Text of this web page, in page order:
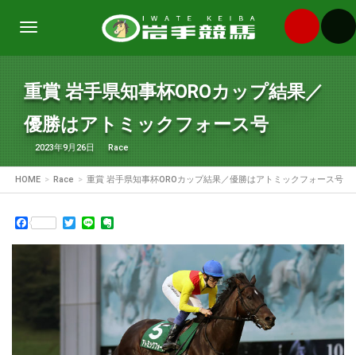
Toggle
重賞 岩手県知事杯OROカップ結果／
優勝はアトミックフォース号
2023年9月26日 Race
HOME Race 重賞 岩手県知事杯OROカップ結果／優勝はアトミックフォース号
FacebookTwitter
Line